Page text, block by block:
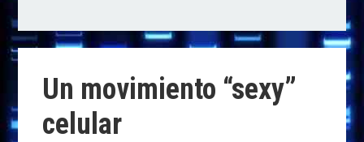
Un movimiento “sexy”
celular